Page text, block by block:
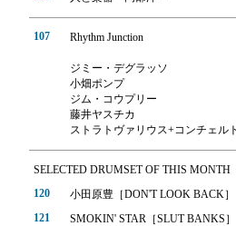
107 Rhythm Junction
ジミー・デグラッソ
小畑ポンプ
ジム・コウプリー
藤井ヤスチカ
ストラトヴァリウス+コンチェル
SELECTED DRUMSET OF THIS MONTH
120
小田原豊［DON'T LOOK BACK］
121
SMOKIN' STAR［SLUT BANKS］